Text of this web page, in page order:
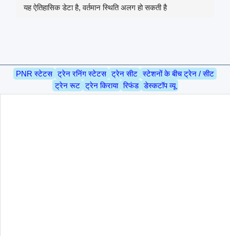
यह ऐतिहासिक डेटा है, वर्तमान स्थिति अलग हो सकती है
PNR स्टेटस ट्रेन रनिंग स्टेटस ट्रेन सीट स्टेशनों के बीच ट्रेन / सीट
ट्रेन रूट ट्रेन किराया रिफंड डेस्कटॉप व्यू